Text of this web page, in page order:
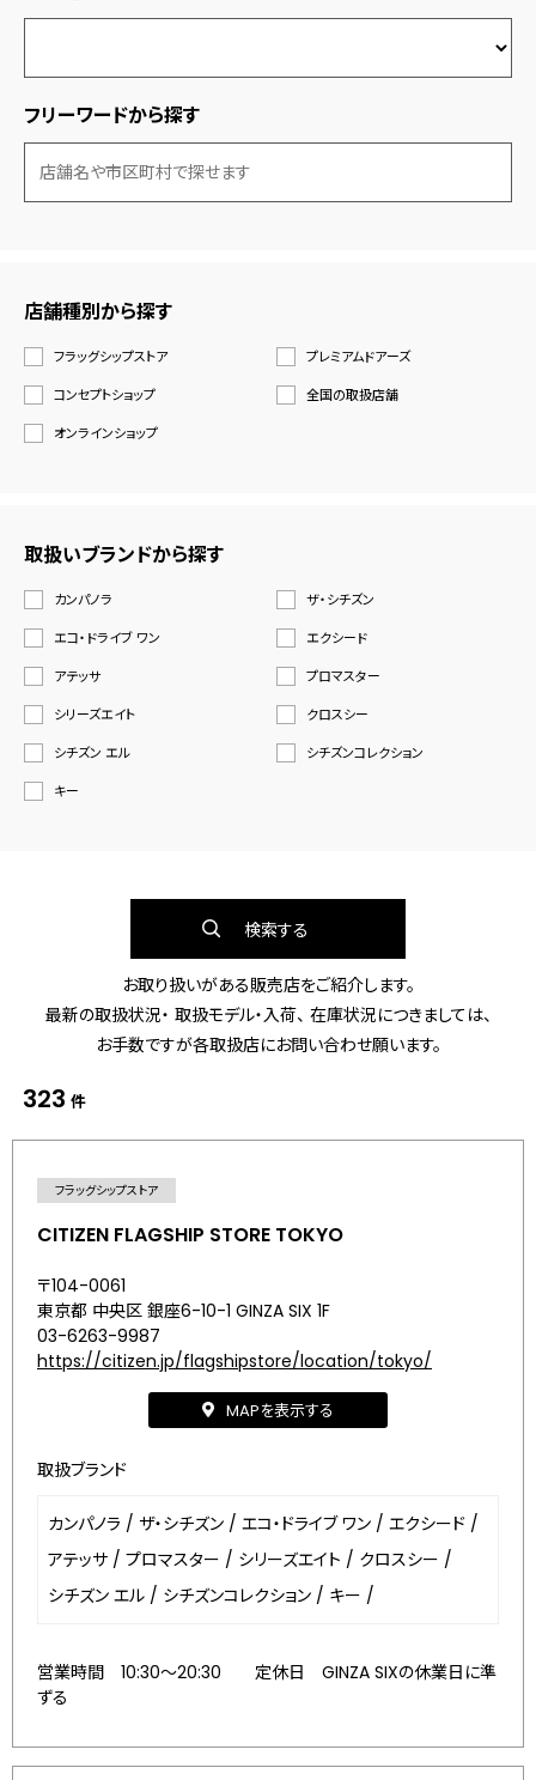
フリーワードから探す
店舗種別から探す
フラッグシップストア
プレミアムドアーズ
コンセプトショップ
全国の取扱店舗
オンラインショップ
取扱いブランドから探す
カンパノラ
ザ・シチズン
エコ・ドライブ ワン
エクシード
アテッサ
プロマスター
シリーズエイト
クロスシー
シチズン エル
シチズンコレクション
キー
検索する
お取り扱いがある販売店をご紹介します。
最新の取扱状況・ 取扱モデル・入荷、 在庫状況につきましては、
お手数ですが各取扱店にお問い合わせ願います。
323 件
フラッグシップストア
CITIZEN FLAGSHIP STORE TOKYO
〒104-0061
東京都 中央区 銀座6-10-1 GINZA SIX 1F
03-6263-9987
https://citizen.jp/flagshipstore/location/tokyo/
MAPを表示する
取扱ブランド
カンパノラ / ザ・シチズン / エコ・ドライブ ワン / エクシード /
アテッサ / プロマスター / シリーズエイト / クロスシー /
シチズン エル / シチズンコレクション / キー /
営業時間 10:30～20:30 定休日 GINZA SIXの休業日に準
ずる